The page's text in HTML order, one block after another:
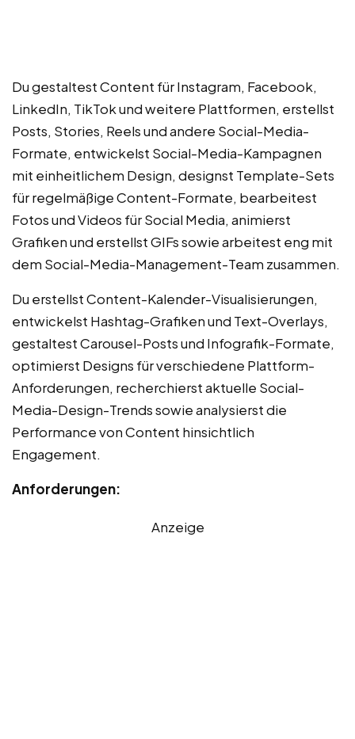
Du gestaltest Content für Instagram, Facebook,
LinkedIn, TikTok und weitere Plattformen, erstellst
Posts, Stories, Reels und andere Social-Media-
Formate, entwickelst Social-Media-Kampagnen
mit einheitlichem Design, designst Template-Sets
für regelmäßige Content-Formate, bearbeitest
Fotos und Videos für Social Media, animierst
Grafiken und erstellst GIFs sowie arbeitest eng mit
dem Social-Media-Management-Team zusammen.
Du erstellst Content-Kalender-Visualisierungen,
entwickelst Hashtag-Grafiken und Text-Overlays,
gestaltest Carousel-Posts und Infografik-Formate,
optimierst Designs für verschiedene Plattform-
Anforderungen, recherchierst aktuelle Social-
Media-Design-Trends sowie analysierst die
Performance von Content hinsichtlich
Engagement.
Anforderungen:
Anzeige